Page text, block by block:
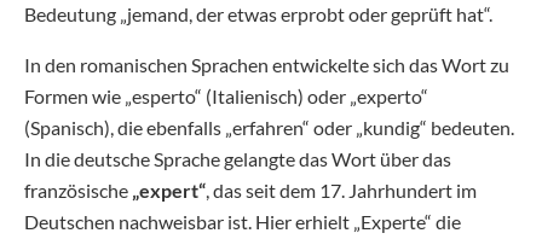
Bedeutung „jemand, der etwas erprobt oder geprüft hat“.
In den romanischen Sprachen entwickelte sich das Wort zu
Formen wie „esperto“ (Italienisch) oder „experto“
(Spanisch), die ebenfalls „erfahren“ oder „kundig“ bedeuten.
In die deutsche Sprache gelangte das Wort über das
französische „expert“, das seit dem 17. Jahrhundert im
Deutschen nachweisbar ist. Hier erhielt „Experte“ die